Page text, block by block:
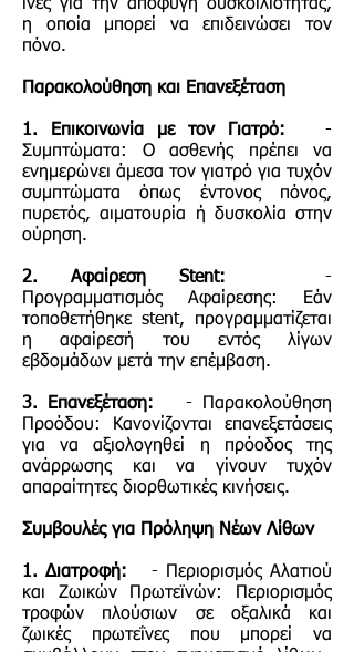
ίνες για την αποφυγή δυσκοιλιότητας,
η οποία μπορεί να επιδεινώσει τον
πόνο.
Παρακολούθηση και Επανεξέταση
1. Επικοινωνία με τον Γιατρό: -
Συμπτώματα: Ο ασθενής πρέπει να
ενημερώνει άμεσα τον γιατρό για τυχόν
συμπτώματα όπως έντονος πόνος,
πυρετός, αιματουρία ή δυσκολία στην
ούρηση.
2. Αφαίρεση Stent: -
Προγραμματισμός Αφαίρεσης: Εάν
τοποθετήθηκε stent, προγραμματίζεται
η αφαίρεσή του εντός λίγων
εβδομάδων μετά την επέμβαση.
3. Επανεξέταση: - Παρακολούθηση
Προόδου: Κανονίζονται επανεξετάσεις
για να αξιολογηθεί η πρόοδος της
ανάρρωσης και να γίνουν τυχόν
απαραίτητες διορθωτικές κινήσεις.
Συμβουλές για Πρόληψη Νέων Λίθων
1. Διατροφή: - Περιορισμός Αλατιού
και Ζωικών Πρωτεϊνών: Περιορισμός
τροφών πλούσιων σε οξαλικά και
ζωικές πρωτεΐνες που μπορεί να